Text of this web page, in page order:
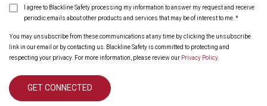
I agree to Blackline Safety processing my information to answer my request and receive
periodic emails about other products and services that may be of interest to me.*
You may unsubscribe from these communications at any time by clicking the unsubscribe
link in our email or by contacting us. Blackline Safety is committed to protecting and
respecting your privacy. For more information, please review our Privacy Policy.